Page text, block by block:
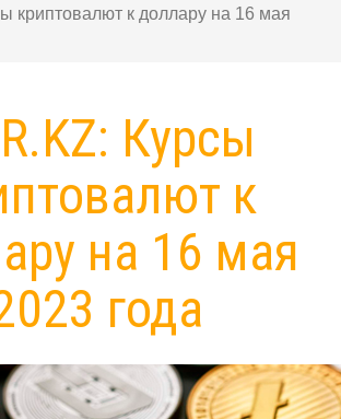
криптовалют к доллару на 16 мая
Курсы
к
на 16 мая
года